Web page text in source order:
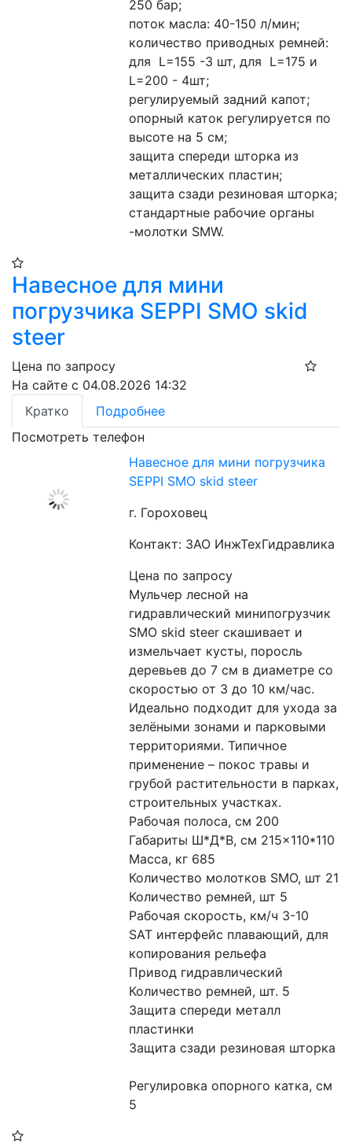
250 бар;
поток масла: 40-150 л/мин;
количество приводных ремней:
для  L=155 -3 шт, для  L=175 и
L=200 - 4шт;
регулируемый задний капот;
опорный каток регулируется по
высоте на 5 см;
защита спереди шторка из
металлических пластин;
защита сзади резиновая шторка;
стандартные рабочие органы
-молотки SMW.
Навесное для мини
погрузчика SEPPI SMO skid
steer
Цена по запросу
На сайте с 04.08.2026 14:32
Кратко
Подробнее
Посмотреть телефон
Навесное для мини погрузчика
SEPPI SMO skid steer
г. Гороховец
Контакт: ЗАО ИнжТехГидравлика
Цена по запросу
Мульчер лесной на
гидравлический минипогрузчик
SMO skid steer скашивает и
измельчает кусты, поросль
деревьев до 7 см в диаметре со
скоростью от 3 до 10 км/час.
Идеально подходит для ухода за
зелёными зонами и парковыми
территориями. Типичное
применение – покос травы и
грубой растительности в парках,
строительных участках.
Рабочая полоса, см 200
Габариты Ш*Д*В, см 215×110*110
Масса, кг 685
Количество молотков SMO, шт 21
Количество ремней, шт 5
Рабочая скорость, км/ч 3-10
SAT интерфейс плавающий, для
копирования рельефа
Привод гидравлический
Количество ремней, шт. 5
Защита спереди металл
пластинки
Защита сзади резиновая шторка
Регулировка опорного катка, см
5